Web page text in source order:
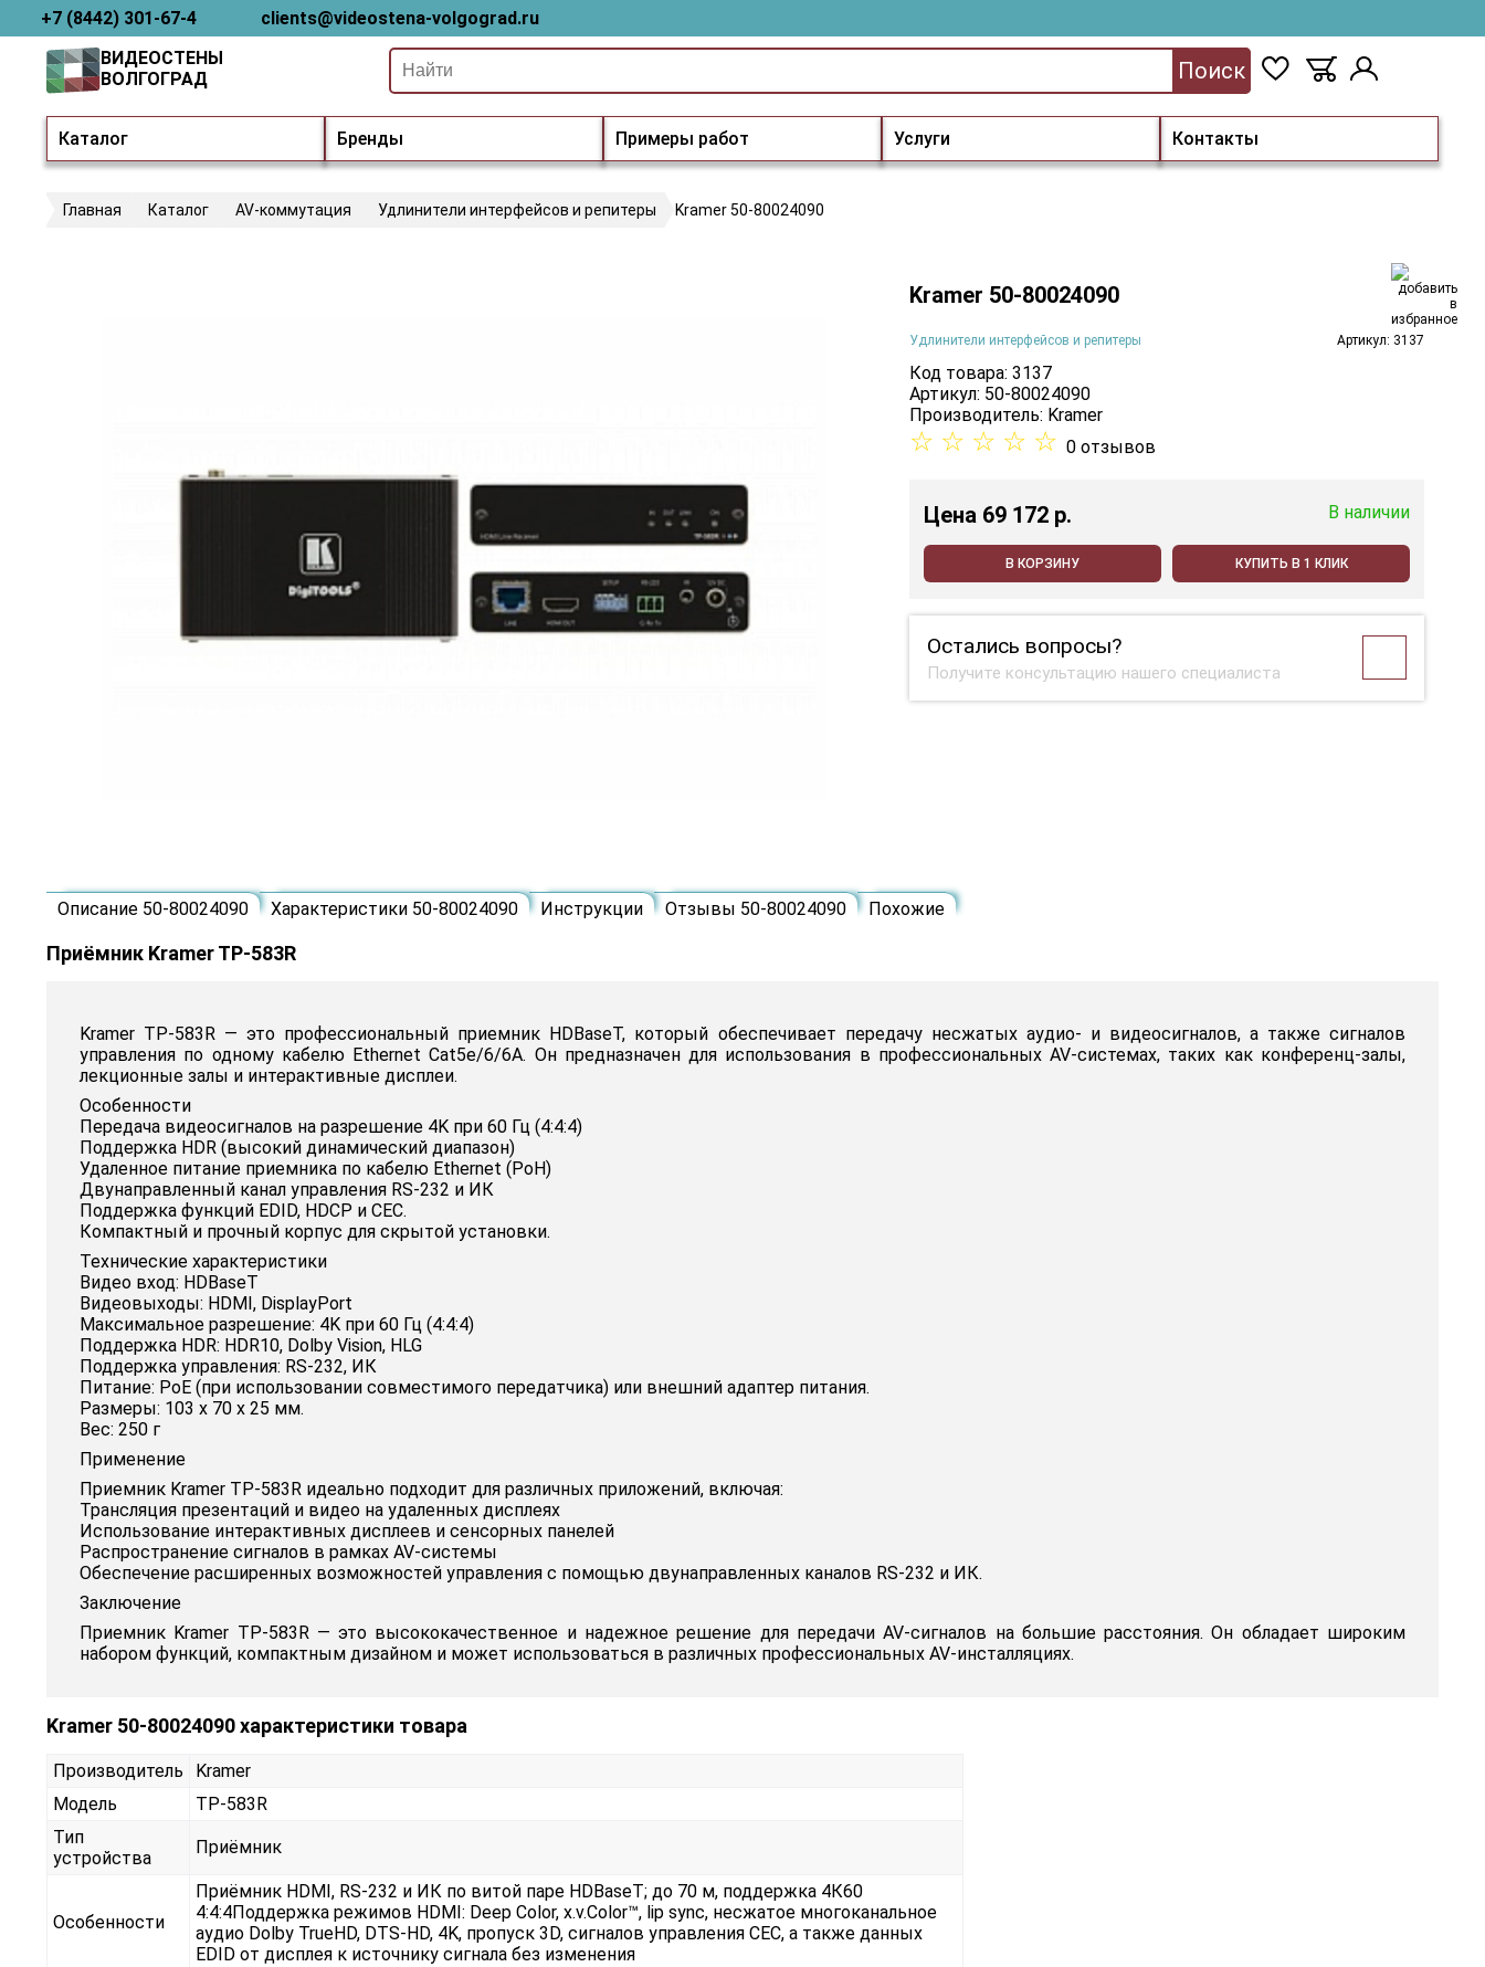
+7 (8442) 301-67-4 clients@videostena-volgograd.ru
Каталог Бренды Примеры работ Услуги Контакты
ВИДЕОСТЕНЫ
ВОЛГОГРАД
Поиск
Главная Каталог AV-коммутация Удлинители интерфейсов и репитеры Kramer 50-80024090
Kramer 50-80024090
Удлинители интерфейсов и репитеры Артикул: 3137
Код товара: 3137
Артикул: 50-80024090
Производитель: Kramer
☆ ☆ ☆ ☆ ☆ 0 отзывов
Цена 69 172 p. В наличии
В КОРЗИНУ КУПИТЬ В 1 КЛИК
Остались вопросы?
Получите консультацию нашего специалиста
Описание 50-80024090 Характеристики 50-80024090 Инструкции Отзывы 50-80024090 Похожие
Приёмник Kramer TP-583R
Kramer TP-583R — это профессиональный приемник HDBaseT, который обеспечивает передачу несжатых аудио- и видеосигналов, а также сигналов
управления по одному кабелю Ethernet Cat5e/6/6A. Он предназначен для использования в профессиональных AV-системах, таких как конференц-залы,
лекционные залы и интерактивные дисплеи.
Особенности
Передача видеосигналов на разрешение 4K при 60 Гц (4:4:4)
Поддержка HDR (высокий динамический диапазон)
Удаленное питание приемника по кабелю Ethernet (PoH)
Двунаправленный канал управления RS-232 и ИК
Поддержка функций EDID, HDCP и CEC.
Компактный и прочный корпус для скрытой установки.
Технические характеристики
Видео вход: HDBaseT
Видеовыходы: HDMI, DisplayPort
Максимальное разрешение: 4K при 60 Гц (4:4:4)
Поддержка HDR: HDR10, Dolby Vision, HLG
Поддержка управления: RS-232, ИК
Питание: PoE (при использовании совместимого передатчика) или внешний адаптер питания.
Размеры: 103 х 70 х 25 мм.
Вес: 250 г
Применение
Приемник Kramer TP-583R идеально подходит для различных приложений, включая:
Трансляция презентаций и видео на удаленных дисплеях
Использование интерактивных дисплеев и сенсорных панелей
Распространение сигналов в рамках AV-системы
Обеспечение расширенных возможностей управления с помощью двунаправленных каналов RS-232 и ИК.
Заключение
Приемник Kramer TP-583R — это высококачественное и надежное решение для передачи AV-сигналов на большие расстояния. Он обладает широким
набором функций, компактным дизайном и может использоваться в различных профессиональных AV-инсталляциях.
Kramer 50-80024090 характеристики товара
Производитель
Kramer
Модель
TP-583R
Тип
устройства
Приёмник
Особенности
Приёмник HDMI, RS-232 и ИК по витой паре HDBaseT; до 70 м, поддержка 4К60
4:4:4Поддержка режимов HDMI: Deep Color, x.v.Color™, lip sync, несжатое многоканальное
аудио Dolby TrueHD, DTS-HD, 4K, пропуск 3D, сигналов управления CEC, а также данных
EDID от дисплея к источнику сигнала без изменения